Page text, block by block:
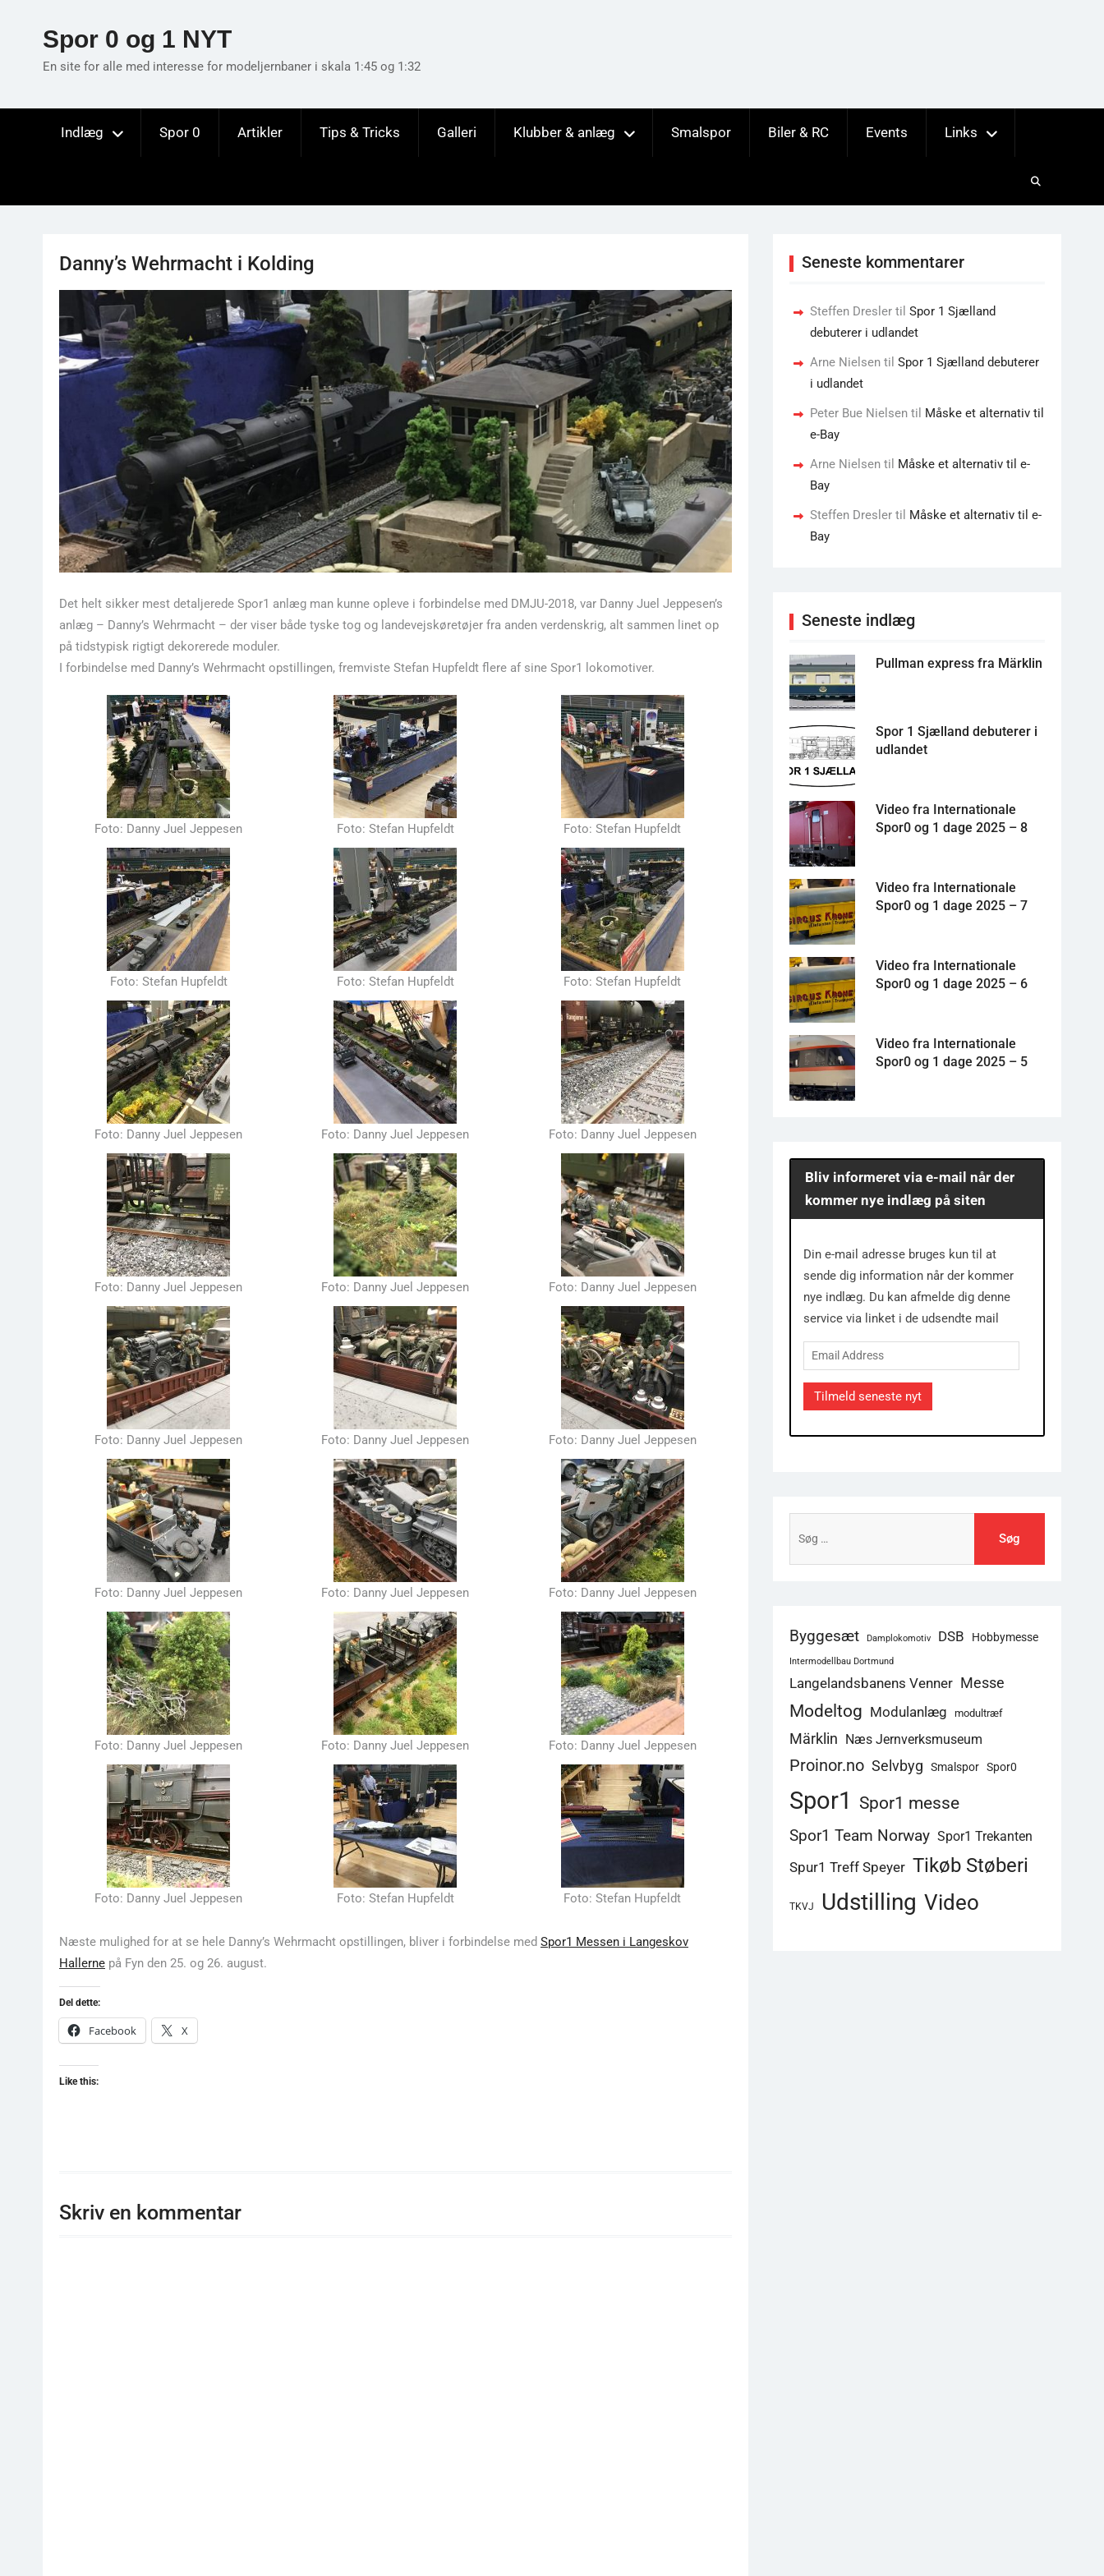
Spor 0 og 1 NYT
En site for alle med interesse for modeljernbaner i skala 1:45 og 1:32
Indlæg Spor 0 Artikler Tips & Tricks Galleri Klubber & anlæg Smalspor Biler & RC Events Links
Danny’s Wehrmacht i Kolding
Det helt sikker mest detaljerede Spor1 anlæg man kunne opleve i forbindelse med DMJU-2018, var Danny Juel Jeppesen’s
anlæg – Danny’s Wehrmacht – der viser både tyske tog og landevejskøretøjer fra anden verdenskrig, alt sammen linet op
på tidstypisk rigtigt dekorerede moduler.
I forbindelse med Danny’s Wehrmacht opstillingen, fremviste Stefan Hupfeldt flere af sine Spor1 lokomotiver.
Foto: Danny Juel Jeppesen Foto: Stefan Hupfeldt Foto: Stefan Hupfeldt
Foto: Stefan Hupfeldt Foto: Stefan Hupfeldt Foto: Stefan Hupfeldt
Foto: Danny Juel Jeppesen Foto: Danny Juel Jeppesen Foto: Danny Juel Jeppesen
Foto: Danny Juel Jeppesen Foto: Danny Juel Jeppesen Foto: Danny Juel Jeppesen
Foto: Danny Juel Jeppesen Foto: Danny Juel Jeppesen Foto: Danny Juel Jeppesen
Foto: Danny Juel Jeppesen Foto: Danny Juel Jeppesen Foto: Danny Juel Jeppesen
Foto: Danny Juel Jeppesen Foto: Danny Juel Jeppesen Foto: Danny Juel Jeppesen
Foto: Danny Juel Jeppesen Foto: Stefan Hupfeldt Foto: Stefan Hupfeldt
Næste mulighed for at se hele Danny’s Wehrmacht opstillingen, bliver i forbindelse med Spor1 Messen i Langeskov
Hallerne på Fyn den 25. og 26. august.
Del dette:
Facebook X
Like this:
Skriv en kommentar
Seneste kommentarer
Steffen Dresler til Spor 1 Sjælland
debuterer i udlandet
Arne Nielsen til Spor 1 Sjælland debuterer
i udlandet
Peter Bue Nielsen til Måske et alternativ til
e-Bay
Arne Nielsen til Måske et alternativ til e-
Bay
Steffen Dresler til Måske et alternativ til e-
Bay
Seneste indlæg
Pullman express fra Märklin
Spor 1 Sjælland debuterer i
udlandet
Video fra Internationale
Spor0 og 1 dage 2025 – 8
Video fra Internationale
Spor0 og 1 dage 2025 – 7
Video fra Internationale
Spor0 og 1 dage 2025 – 6
Video fra Internationale
Spor0 og 1 dage 2025 – 5
Bliv informeret via e-mail når der
kommer nye indlæg på siten
Din e-mail adresse bruges kun til at
sende dig information når der kommer
nye indlæg. Du kan afmelde dig denne
service via linket i de udsendte mail
Email
Address
Tilmeld seneste nyt
efter:
Byggesæt Damplokomotiv DSB Hobbymesse
Intermodellbau Dortmund
Langelandsbanens Venner Messe
Modeltog Modulanlæg modultræf
Märklin Næs Jernverksmuseum
Proinor.no Selvbyg Smalspor Spor0
Spor1 Spor1 messe
Spor1 Team Norway Spor1 Trekanten
Spur1 Treff Speyer Tikøb Støberi
TKVJ Udstilling Video